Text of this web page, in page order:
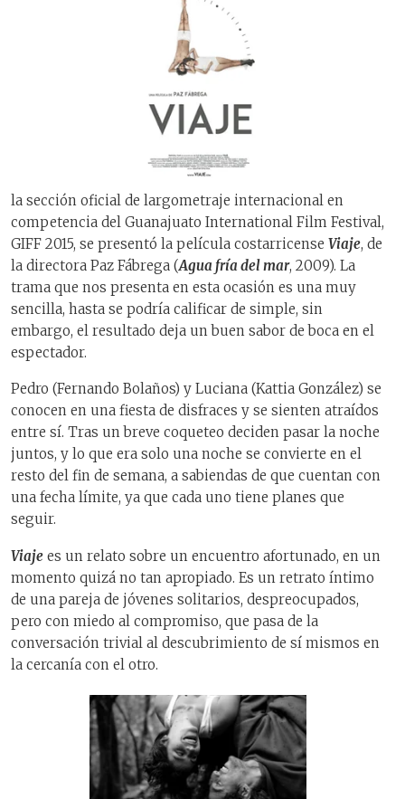
la sección oficial de largometraje internacional en
competencia del Guanajuato International Film Festival,
GIFF 2015, se presentó la película costarricense Viaje, de
la directora Paz Fábrega (Agua fría del mar, 2009). La
trama que nos presenta en esta ocasión es una muy
sencilla, hasta se podría calificar de simple, sin
embargo, el resultado deja un buen sabor de boca en el
espectador.
Pedro (Fernando Bolaños) y Luciana (Kattia González) se
conocen en una fiesta de disfraces y se sienten atraídos
entre sí. Tras un breve coqueteo deciden pasar la noche
juntos, y lo que era solo una noche se convierte en el
resto del fin de semana, a sabiendas de que cuentan con
una fecha límite, ya que cada uno tiene planes que
seguir.
Viaje es un relato sobre un encuentro afortunado, en un
momento quizá no tan apropiado. Es un retrato íntimo
de una pareja de jóvenes solitarios, despreocupados,
pero con miedo al compromiso, que pasa de la
conversación trivial al descubrimiento de sí mismos en
la cercanía con el otro.